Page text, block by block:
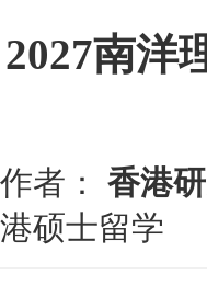
2027南洋
作者： 香港
港硕士留学